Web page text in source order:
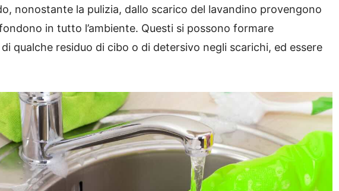
nonostante la pulizia, dallo scarico del lavandino provengono
in tutto l’ambiente. Questi si possono formare
qualche residuo di cibo o di detersivo negli scarichi, ed essere